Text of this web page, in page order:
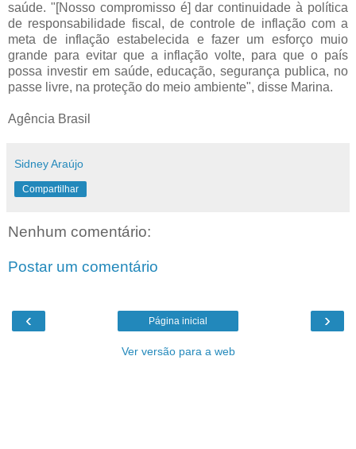
saúde. "[Nosso compromisso é] dar continuidade à política
de responsabilidade fiscal, de controle de inflação com a
meta de inflação estabelecida e fazer um esforço muio
grande para evitar que a inflação volte, para que o país
possa investir em saúde, educação, segurança publica, no
passe livre, na proteção do meio ambiente", disse Marina.
Agência Brasil
Sidney Araújo
Compartilhar
Nenhum comentário:
Postar um comentário
‹ ›
Página inicial
Ver versão para a web